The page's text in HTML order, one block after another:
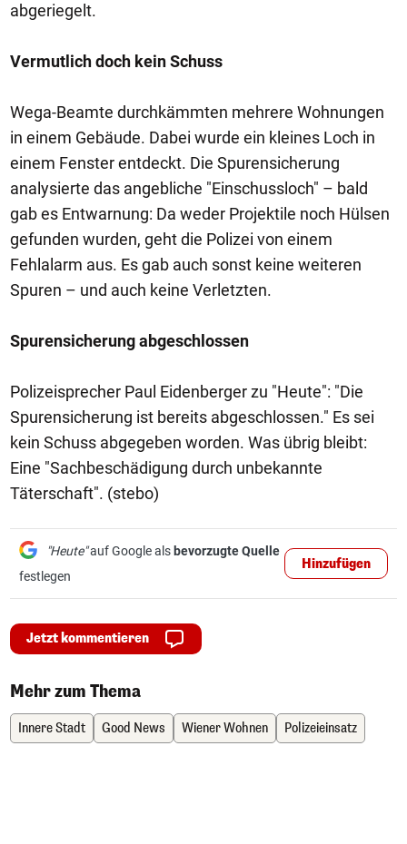
abgeriegelt.
Vermutlich doch kein Schuss
Wega-Beamte durchkämmten mehrere Wohnungen
in einem Gebäude. Dabei wurde ein kleines Loch in
einem Fenster entdeckt. Die Spurensicherung
analysierte das angebliche "Einschussloch" – bald
gab es Entwarnung: Da weder Projektile noch Hülsen
gefunden wurden, geht die Polizei von einem
Fehlalarm aus. Es gab auch sonst keine weiteren
Spuren – und auch keine Verletzten.
Spurensicherung abgeschlossen
Polizeisprecher Paul Eidenberger zu "Heute": "Die
Spurensicherung ist bereits abgeschlossen." Es sei
kein Schuss abgegeben worden. Was übrig bleibt:
Eine "Sachbeschädigung durch unbekannte
Täterschaft". (stebo)
"Heute"auf Google als bevorzugte Quelle
festlegen
Hinzufügen
Jetzt kommentieren
Mehr zum Thema
Innere Stadt Good News Wiener Wohnen Polizeieinsatz